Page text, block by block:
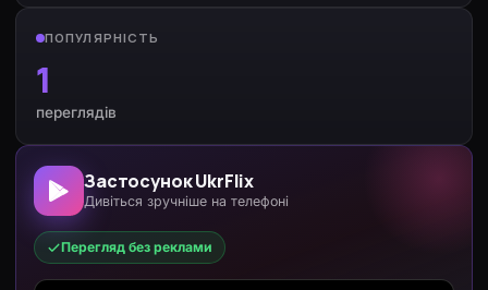
ПОПУЛЯРНІСТЬ
1
переглядів
Застосунок UkrFlix
Дивіться зручніше на телефоні
Перегляд без реклами